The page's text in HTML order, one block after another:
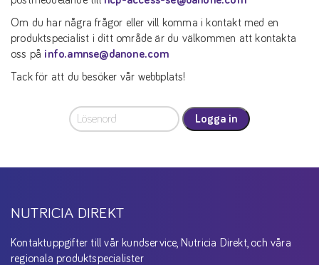
Om du har några frågor eller vill komma i kontakt med en
produktspecialist i ditt område är du välkommen att kontakta
oss på info.amnse@danone.com
Tack för att du besöker vår webbplats!
Logga in
NUTRICIA DIREKT
Kontaktuppgifter till vår kundservice, Nutricia Direkt, och våra
regionala produktspecialister